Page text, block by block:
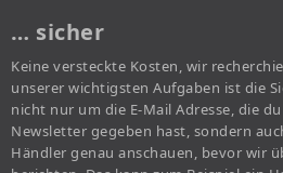
… sicher
Keine versteckte Kosten, wir
unserer wichtigsten Aufgaben ist die
nicht nur um die E-Mail Adresse, die
Newsletter gegeben hast, sondern
Händler genau anschauen, bevor wir